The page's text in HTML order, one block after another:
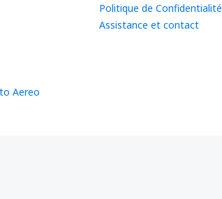
Aereo
Politique de Confidentialité
Assistance et contact